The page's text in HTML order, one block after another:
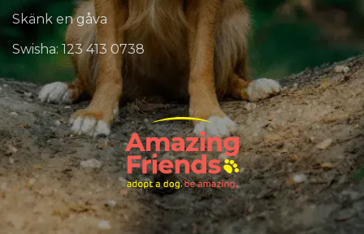
Skänk en gåva
Swisha: 123 413 0738